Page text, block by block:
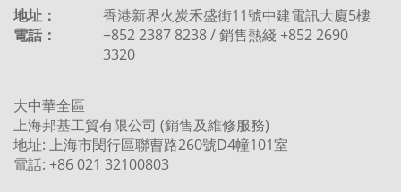
地址：
香港新界火炭禾盛街11號中建電訊大廈5樓
電話：
+852 2387 8238 / 銷售熱綫 +852 2690
3320
大中華全區
上海邦基工貿有限公司 (銷售及維修服務)
地址: 上海市閔行區聯曹路260號D4幢101室
電話: +86 021 32100803